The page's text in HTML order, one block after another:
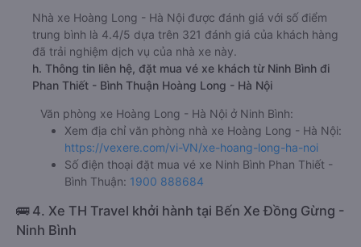
Nhà xe Hoàng Long - Hà Nội được đánh giá với số điểm
trung bình là 4.4/5 dựa trên 321 đánh giá của khách hàng
đã trải nghiệm dịch vụ của nhà xe này.
h. Thông tin liên hệ, đặt mua vé xe khách từ Ninh Bình đi
Phan Thiết - Bình Thuận Hoàng Long - Hà Nội
Văn phòng xe Hoàng Long - Hà Nội ở Ninh Bình:
Xem địa chỉ văn phòng nhà xe Hoàng Long - Hà Nội:
https://vexere.com/vi-VN/xe-hoang-long-ha-noi
Số điện thoại đặt mua vé xe Ninh Bình Phan Thiết -
Bình Thuận: 1900 888684
🚌 4. Xe TH Travel khởi hành tại Bến Xe Đồng Gừng -
Ninh Bình